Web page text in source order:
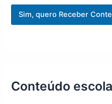
Sim, quero Receber
Conteúdo